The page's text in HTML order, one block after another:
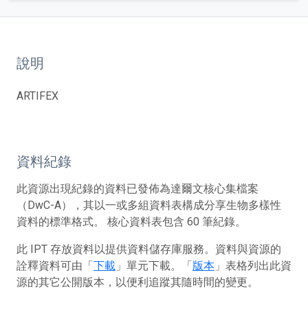
說明
ARTIFEX
資料紀錄
此資源出現紀錄的資料已發佈為達爾文核心集檔案
（DwC-A），其以一或多組資料表構成分享生物多樣性
資料的標準格式。 核心資料表包含 60 筆紀錄。
此 IPT 存放資料以提供資料儲存庫服務。資料與資源的
詮釋資料可由「下載 」單元下載。「版本 」表格列出此資
源的其它公開版本，以便利追蹤其隨時間的變更。